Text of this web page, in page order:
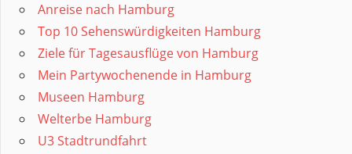
Anreise nach Hamburg
Top 10 Sehenswürdigkeiten Hamburg
Ziele für Tagesausflüge von Hamburg
Mein Partywochenende in Hamburg
Museen Hamburg
Welterbe Hamburg
U3 Stadtrundfahrt